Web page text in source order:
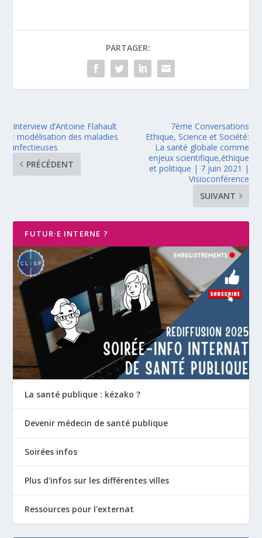
PARTAGER:
Interview d’Antoine Flahault
: modélisation des maladies
infectieuses
PRÉCÉDENT
7ème Conversations
Ethique, Science et Société:
La santé globale comme
enjeux scientifique,éthique
et politique | 7 juin 2021 |
Visioconférence
SUIVANT
FUTUR·E INTERNE ?
La santé publique : kézako ?
Devenir médecin de santé publique
Soirées infos
Plus d'infos sur les différentes villes
Ressources pour l'externat